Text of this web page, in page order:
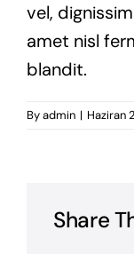
vel,
amet nisl
blandit.
Byadmin | Haziran
Share